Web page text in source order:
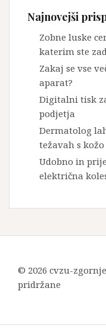
Najnovejši
Zobne luske
katerim ste
Zakaj se vse
aparat?
Digitalni tisk
podjetja
Dermatolog
težavah s kožo
Udobno in
električna
© 2026 cvzu-
pridržane